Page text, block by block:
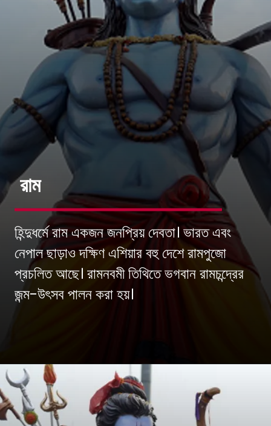
হিন্দুধর্মে রাম একজন জনপ্রিয় দেবতা। ভারত এবং
নেপাল ছাড়াও দক্ষিণ এশিয়ার বহু দেশে রামপুজো
প্রচলিত আছে। রামনবমী তিথিতে ভগবান রামচন্দ্রের
জন্ম-উৎসব পালন করা হয়।
রাম